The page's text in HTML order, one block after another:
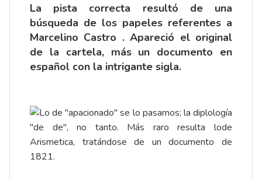
La pista correcta resultó de una
búsqueda de los papeles referentes a
Marcelino Castro . Apareció el original
de la cartela, más un documento en
español con la intrigante sigla.